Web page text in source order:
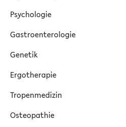
Psychologie
Gastroenterologie
Genetik
Ergotherapie
Tropenmedizin
Osteopathie